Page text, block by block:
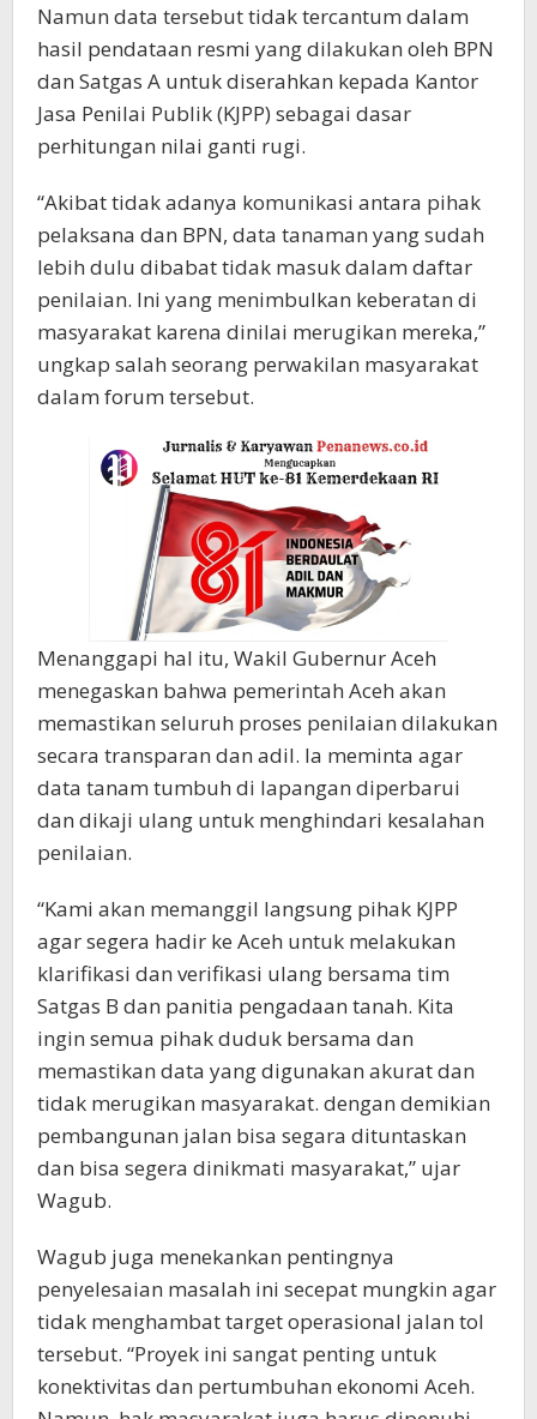
Namun data tersebut tidak tercantum dalam
hasil pendataan resmi yang dilakukan oleh BPN
dan Satgas A untuk diserahkan kepada Kantor
Jasa Penilai Publik (KJPP) sebagai dasar
perhitungan nilai ganti rugi.
“Akibat tidak adanya komunikasi antara pihak
pelaksana dan BPN, data tanaman yang sudah
lebih dulu dibabat tidak masuk dalam daftar
penilaian. Ini yang menimbulkan keberatan di
masyarakat karena dinilai merugikan mereka,”
ungkap salah seorang perwakilan masyarakat
dalam forum tersebut.
Menanggapi hal itu, Wakil Gubernur Aceh
menegaskan bahwa pemerintah Aceh akan
memastikan seluruh proses penilaian dilakukan
secara transparan dan adil. Ia meminta agar
data tanam tumbuh di lapangan diperbarui
dan dikaji ulang untuk menghindari kesalahan
penilaian.
“Kami akan memanggil langsung pihak KJPP
agar segera hadir ke Aceh untuk melakukan
klarifikasi dan verifikasi ulang bersama tim
Satgas B dan panitia pengadaan tanah. Kita
ingin semua pihak duduk bersama dan
memastikan data yang digunakan akurat dan
tidak merugikan masyarakat. dengan demikian
pembangunan jalan bisa segara dituntaskan
dan bisa segera dinikmati masyarakat,” ujar
Wagub.
Wagub juga menekankan pentingnya
penyelesaian masalah ini secepat mungkin agar
tidak menghambat target operasional jalan tol
tersebut. “Proyek ini sangat penting untuk
konektivitas dan pertumbuhan ekonomi Aceh.